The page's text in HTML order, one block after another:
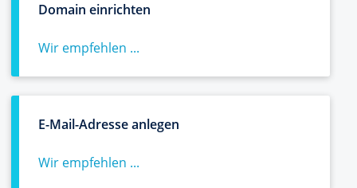
Domain einrichten
Wir empfehlen ...
E-Mail-Adresse anlegen
Wir empfehlen ...